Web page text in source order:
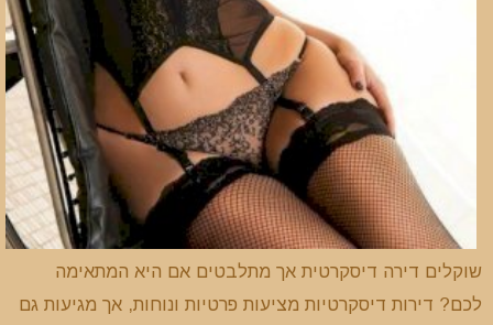
שוקלים דירה דיסקרטית אך מתלבטים אם היא המתאימה
לכם? דירות דיסקרטיות מציעות פרטיות ונוחות, אך מגיעות גם